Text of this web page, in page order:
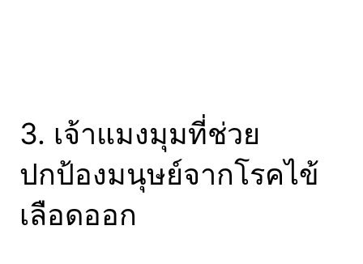
3. เจ้าแมงมุมที่ช่วย
ปกป้องมนุษย์จากโรคไข้
เลือดออก